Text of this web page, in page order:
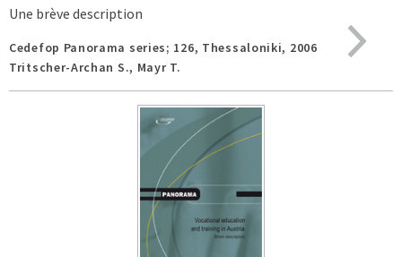
Une brève description
Cedefop Panorama series; 126, Thessaloniki, 2006
Tritscher-Archan S., Mayr T.